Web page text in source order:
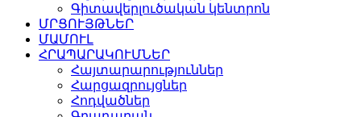
Գիտավերլուծական կենտրոն
ՄՐՑՈՒՅԹՆԵՐ
ՄԱՄՈՒԼ
ՀՐԱՊԱՐԱԿՈՒՄՆԵՐ
Հայտարարություններ
Հարցազրույցներ
Հոդվածներ